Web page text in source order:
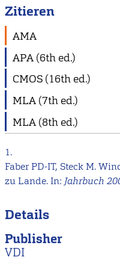
Zitieren
AMA
APA (6th ed.)
CMOS (16th ed.)
MLA (7th ed.)
MLA (8th ed.)
1.
Faber PD-IT, Steck M.
zu Lande. In: Jahrbuch
Details
Publisher
VDI